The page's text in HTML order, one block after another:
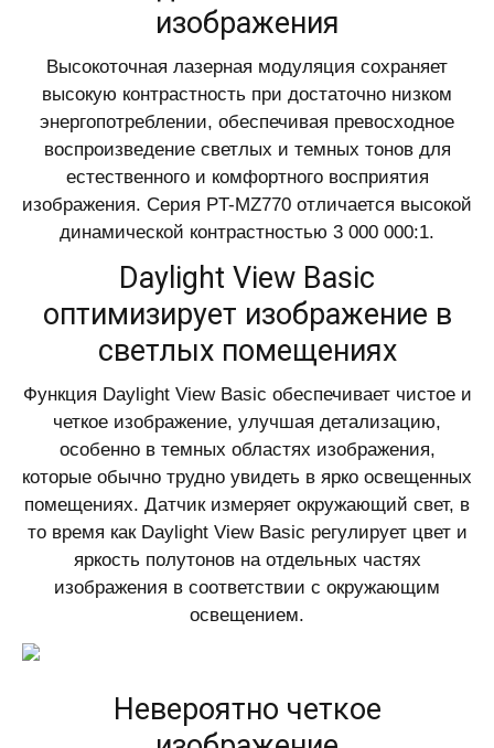
изображения
Высокоточная лазерная модуляция сохраняет
высокую контрастность при достаточно низком
энергопотреблении, обеспечивая превосходное
воспроизведение светлых и темных тонов для
естественного и комфортного восприятия
изображения. Серия PT-MZ770 отличается высокой
динамической контрастностью 3 000 000:1.
Daylight View Basic
оптимизирует изображение в
светлых помещениях
Функция Daylight View Basic обеспечивает чистое и
четкое изображение, улучшая детализацию,
особенно в темных областях изображения,
которые обычно трудно увидеть в ярко освещенных
помещениях. Датчик измеряет окружающий свет, в
то время как Daylight View Basic регулирует цвет и
яркость полутонов на отдельных частях
изображения в соответствии с окружающим
освещением.
Невероятно четкое